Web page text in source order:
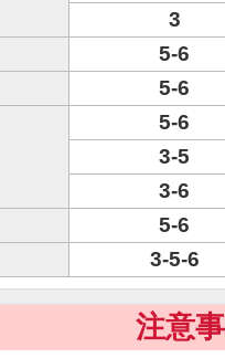
3
5-6
5-6
5-6
3-5
3-6
5-6
3-5-6
注意